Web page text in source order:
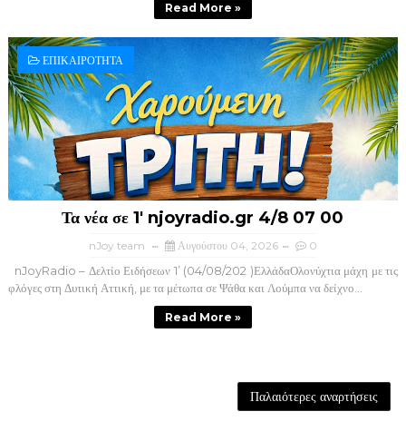
Read More »
ΕΠΙΚΑΙΡΟΤΗΤΑ
Τα νέα σε 1' njoyradio.gr 4/8 07 00
nJoy team Αυγούστου 04, 2026 0
nJoyRadio – Δελτίο Ειδήσεων 1’ (04/08/202 )ΕλλάδαΟλονύχτια μάχη με τις
φλόγες στη Δυτική Αττική, με τα μέτωπα σε Ψάθα και Λούμπα να δείχνο...
Read More »
Παλαιότερες αναρτήσεις